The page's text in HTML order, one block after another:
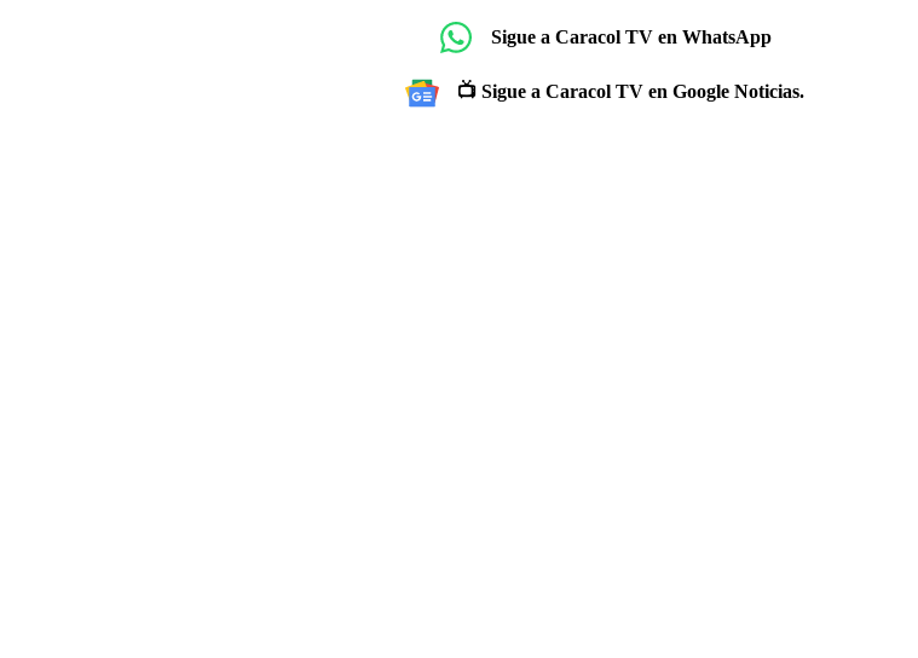
Sigue a Caracol TV en WhatsApp
📺 Sigue a Caracol TV en Google Noticias.